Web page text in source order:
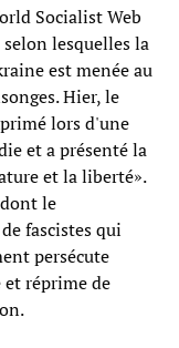
Socialist Web
lesquelles la
est menée au
Hier, le
lors d'une
et a présenté la
et la liberté».
le
fascistes qui
persécute
et réprime de